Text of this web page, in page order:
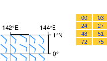
00 03
24
27
48
51
72
75